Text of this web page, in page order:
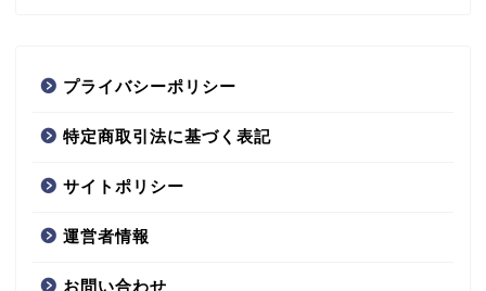
プライバシーポリシー
特定商取引法に基づく表記
サイトポリシー
運営者情報
お問い合わせ